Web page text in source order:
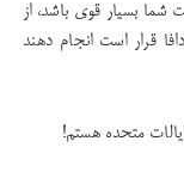
شما بسیار قوی باشد، از
قرار است انجام دهند
متحده هستم!